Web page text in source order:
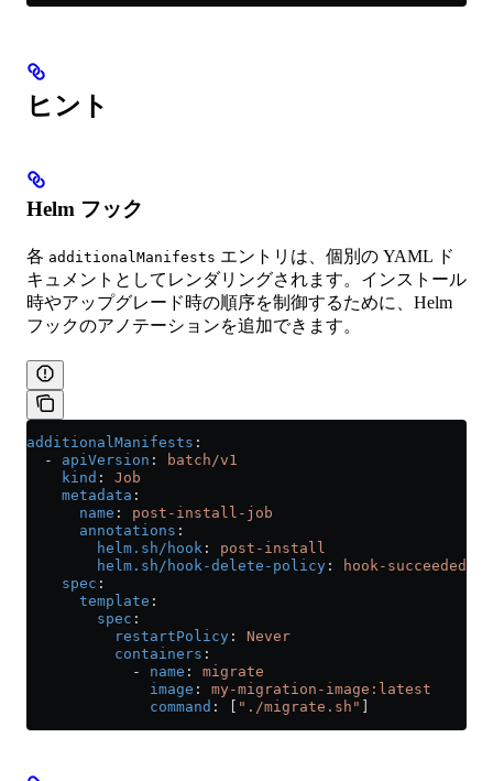
ヒント
Helm フック
各 additionalManifests エントリは、個別の YAML ド
キュメントとしてレンダリングされます。インストール
時やアップグレード時の順序を制御するために、Helm
フックのアノテーションを追加できます。
additionalManifests :
  -
apiVersion :
batch/v1
    kind
: Job
    metadata
:
      name
: post-install-job
      annotations
:
        helm.sh/hook
: post-install
        helm.sh/hook-delete-policy
:
hook-succeeded
    spec
:
      template
:
        spec
:
          restartPolicy
: Never
          containers
:
            -
name : migrate
              image
: my-migration-image:latest
              command
: [ "./migrate.sh" ]